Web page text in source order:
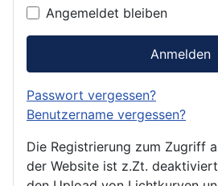
Angemeldet bleiben
Anmelden
Passwort vergessen?
Benutzername vergessen?
Die Registrierung zum Zugriff
der Website ist z.Zt.